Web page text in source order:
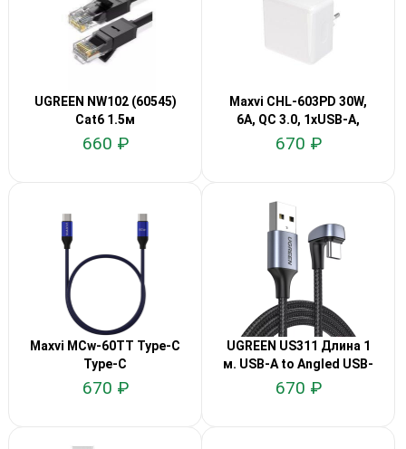
UGREEN NW102 (60545)
Cat6 1.5м
660 ₽
Maxvi CHL-603PD 30W,
6A, QC 3.0, 1xUSB-A,
1xUSB-C
670 ₽
Maxvi MCw-60TT Type-C
Type-C
670 ₽
UGREEN US311 Длина 1
м. USB-A to Angled USB-
C
670 ₽